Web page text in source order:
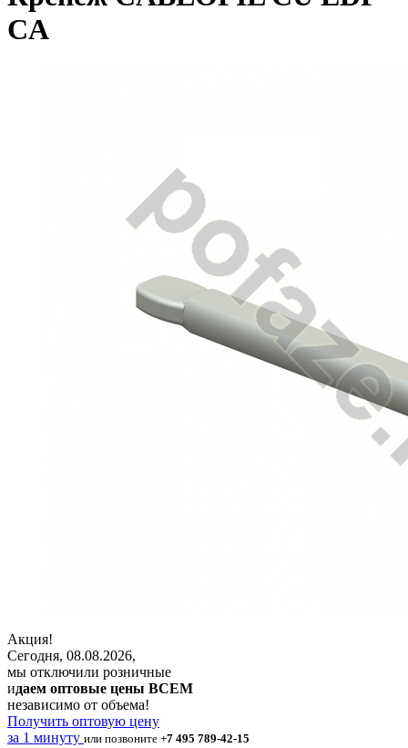
CA
Акция!
Сегодня, 08.08.2026,
мы отключили розничные
идаем оптовые цены ВСЕМ
независимо от объема!
Получить оптовую цену
за 1 минуту или позвоните +7 495 789-42-15